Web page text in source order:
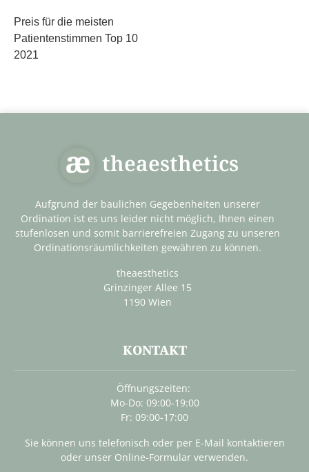
Preis für die meisten
Patientenstimmen Top 10
2021
theaesthetics
Aufgrund der baulichen Gegebenheiten unserer
Ordination ist es uns leider nicht möglich, Ihnen einen
stufenlosen und somit barrierefreien Zugang zu unseren
Ordinationsräumlichkeiten gewähren zu können.
theaesthetics
Grinzinger Allee 15
1190 Wien
KONTAKT
Öffnungszeiten:
Mo-Do: 09:00-19:00
Fr: 09:00-17:00
Sie können uns telefonisch oder per E-Mail kontaktieren
oder unser Online-Formular verwenden.